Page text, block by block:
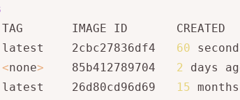
TAG       IMAGE ID
2cbc27836df4 60
<none>
    85b412789704
2
26d80cd96d69
15